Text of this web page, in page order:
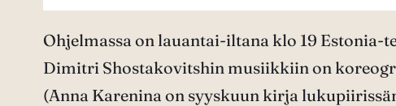
Ohjelmassa on lauantai-iltana klo 19 Estonia-
Dimitri Shostakovitshin musiikkiin on
(Anna Karenina on syyskuun kirja